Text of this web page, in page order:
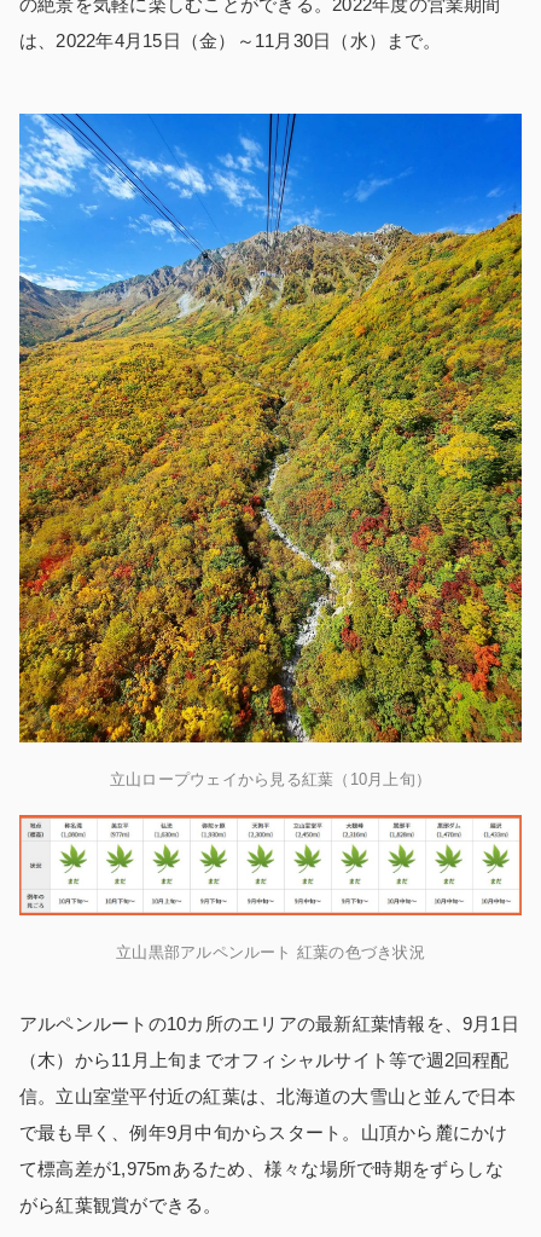
の絶景を気軽に楽しむことができる。2022年度の営業期間
は、2022年4月15日（金）～11月30日（水）まで。
立山ロープウェイから見る紅葉（10月上旬）
立山黒部アルペンルート 紅葉の色づき状況
アルペンルートの10カ所のエリアの最新紅葉情報を、9月1日
（木）から11月上旬までオフィシャルサイト等で週2回程配
信。立山室堂平付近の紅葉は、北海道の大雪山と並んで日本
で最も早く、例年9月中旬からスタート。山頂から麓にかけ
て標高差が1,975mあるため、様々な場所で時期をずらしな
がら紅葉観賞ができる。